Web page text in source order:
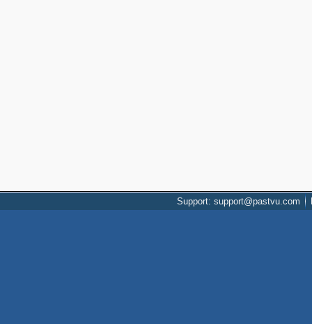
Support: support@pastvu.com